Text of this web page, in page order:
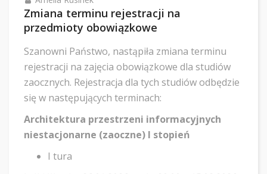
Zmiana terminu rejestracji na
przedmioty obowiązkowe
Szanowni Państwo, nastąpiła zmiana terminu
rejestracji na zajęcia obowiązkowe dla studiów
zaocznych. Rejestracja dla tych studiów odbędzie
się w następujących terminach:
Architektura przestrzeni informacyjnych
niestacjonarne (zaoczne) I stopień
I tura